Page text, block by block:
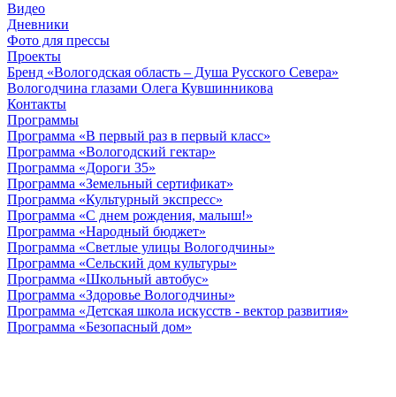
Видео
Дневники
Фото для прессы
Проекты
Бренд «Вологодская область – Душа Русского Севера»
Вологодчина глазами Олега Кувшинникова
Контакты
Программы
Программа «В первый раз в первый класс»
Программа «Вологодский гектар»
Программа «Дороги 35»
Программа «Земельный сертификат»
Программа «Культурный экспресс»
Программа «С днем рождения, малыш!»
Программа «Народный бюджет»
Программа «Светлые улицы Вологодчины»
Программа «Сельский дом культуры»
Программа «Школьный автобус»
Программа «Здоровье Вологодчины»
Программа «Детская школа искусств - вектор развития»
Программа «Безопасный дом»